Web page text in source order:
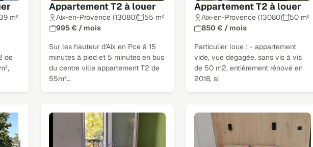
39 m²
de
Appartement T2 à louer
Aix-en-Provence (13080)
55 m²
995 € / mois
Sur les hauteur d'Aix en Pce à 15
minutes à pied et 5 minutes en bus
du centre ville appartement T2 de
55m²…
Appartement T2 à louer
Aix-en-Provence (13080)
50 m²
850 € / mois
Particulier loue : - appartement
vide, vue dégagée, sans vis à vis
de 50 m2, entièrement rénové en
2018, si